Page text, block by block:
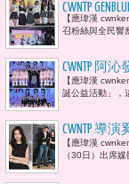
CWNTP
弱勢兒童
【應瑋漢
召粉絲與全民響
CWNTP 阿
量溫暖串
【應瑋漢
誕公益活動」，
CWNTP 導
驚悚劇
【應瑋漢
（30日）出席